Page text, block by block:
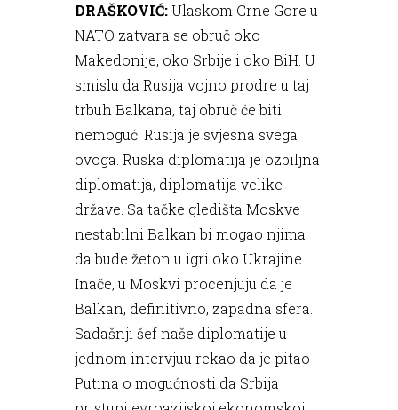
DRAŠKOVIĆ:Ulaskom Crne Gore u
NATO zatvara se obruč oko
Makedonije, oko Srbije i oko BiH. U
smislu da Rusija vojno prodre u taj
trbuh Balkana, taj obruč će biti
nemoguć. Rusija je svjesna svega
ovoga. Ruska diplomatija je ozbiljna
diplomatija, diplomatija velike
države. Sa tačke gledišta Moskve
nestabilni Balkan bi mogao njima
da bude žeton u igri oko Ukrajine.
Inače, u Moskvi procenjuju da je
Balkan, definitivno, zapadna sfera.
Sadašnji šef naše diplomatije u
jednom intervjuu rekao da je pitao
Putina o mogućnosti da Srbija